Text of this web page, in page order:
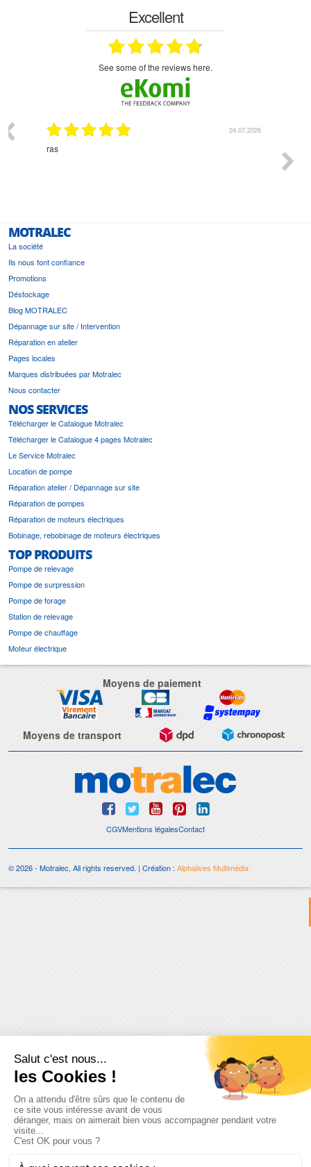
Excellent
see some of the reviews here.
24.07.2026
ras
MOTRALEC
La société
Ils nous font confiance
Promotions
Déstockage
Blog MOTRALEC
Dépannage sur site / Intervention
Réparation en atelier
Pages locales
Marques distribuées par Motralec
Nous contacter
NOS SERVICES
Télécharger le Catalogue Motralec
Télécharger le Catalogue 4 pages Motralec
Le Service Motralec
Location de pompe
Réparation atelier / Dépannage sur site
Réparation de pompes
Réparation de moteurs électriques
Bobinage, rebobinage de moteurs électriques
TOP PRODUITS
Pompe de relevage
Pompe de surpression
Pompe de forage
Station de relevage
Pompe de chauffage
Moteur électrique
Moyens de paiement
Moyens de transport
CGVMentions légalesContact
© 2026 - Motralec, All rights reserved. | Création : Alphalives Multimédia